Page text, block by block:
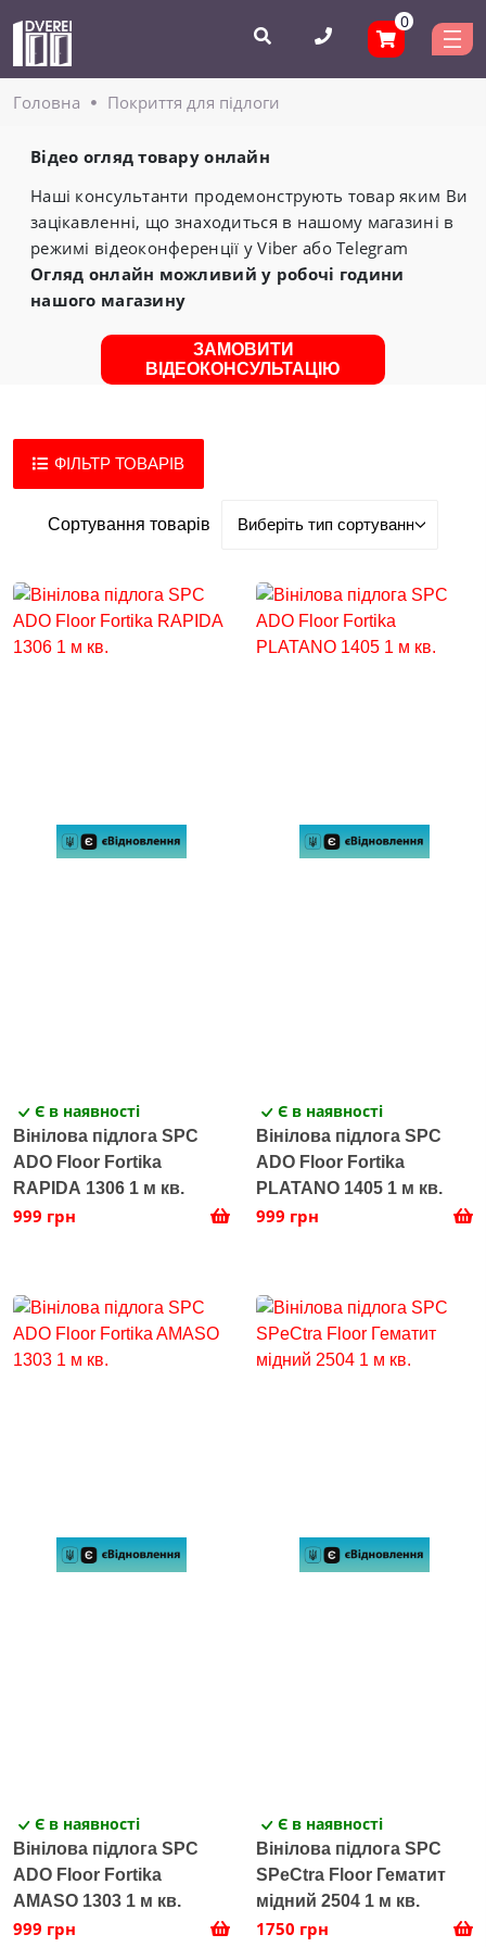
0
Головнa Покриття для підлоги
Відео огляд товару онлайн
Наші консультанти продемонструють товар яким Ви
зацікавленні, що знаходиться в нашому магазині в
режимі відеоконференції у Viber або Telegram
Огляд онлайн можливий у робочі години
нашого магазину
ЗАМОВИТИ
ВІДЕОКОНСУЛЬТАЦІЮ
ФІЛЬТР ТОВАРІВ
Сортування товарів
Є в наявності
Вінілова підлога SPC
ADO Floor Fortika
RAPIDA 1306 1 м кв.
999 грн
Є в наявності
Вінілова підлога SPC
ADO Floor Fortika
PLATANO 1405 1 м кв.
999 грн
Є в наявності
Вінілова підлога SPC
ADO Floor Fortika
AMASO 1303 1 м кв.
999 грн
Є в наявності
Вінілова підлога SPC
SPeCtra Floor Гематит
мідний 2504 1 м кв.
1750 грн